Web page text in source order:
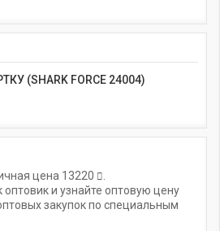
(SHARK FORCE 24004)
цена 13220
оптовик и узнайте оптовую цену
закупок по специальным